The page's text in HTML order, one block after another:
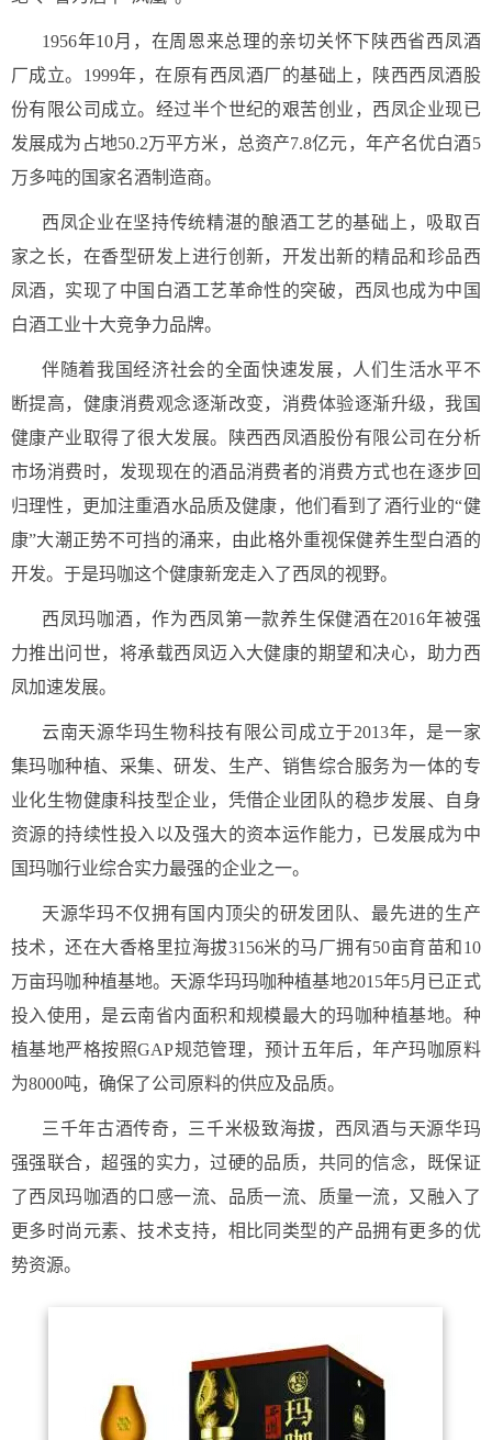
1956年10月，在周恩来总理的亲切关怀下陕西省西凤酒
厂成立。1999年，在原有西凤酒厂的基础上，陕西西凤酒股
份有限公司成立。经过半个世纪的艰苦创业，西凤企业现已
发展成为占地50.2万平方米，总资产7.8亿元，年产名优白酒5
万多吨的国家名酒制造商。
西凤企业在坚持传统精湛的酿酒工艺的基础上，吸取百
家之长，在香型研发上进行创新，开发出新的精品和珍品西
凤酒，实现了中国白酒工艺革命性的突破，西凤也成为中国
白酒工业十大竞争力品牌。
伴随着我国经济社会的全面快速发展，人们生活水平不
断提高，健康消费观念逐渐改变，消费体验逐渐升级，我国
健康产业取得了很大发展。陕西西凤酒股份有限公司在分析
市场消费时，发现现在的酒品消费者的消费方式也在逐步回
归理性，更加注重酒水品质及健康，他们看到了酒行业的“健
康”大潮正势不可挡的涌来，由此格外重视保健养生型白酒的
开发。于是玛咖这个健康新宠走入了西凤的视野。
西凤玛咖酒，作为西凤第一款养生保健酒在2016年被强
力推出问世，将承载西凤迈入大健康的期望和决心，助力西
凤加速发展。
云南天源华玛生物科技有限公司成立于2013年，是一家
集玛咖种植、采集、研发、生产、销售综合服务为一体的专
业化生物健康科技型企业，凭借企业团队的稳步发展、自身
资源的持续性投入以及强大的资本运作能力，已发展成为中
国玛咖行业综合实力最强的企业之一。
天源华玛不仅拥有国内顶尖的研发团队、最先进的生产
技术，还在大香格里拉海拔3156米的马厂拥有50亩育苗和10
万亩玛咖种植基地。天源华玛玛咖种植基地2015年5月已正式
投入使用，是云南省内面积和规模最大的玛咖种植基地。种
植基地严格按照GAP规范管理，预计五年后，年产玛咖原料
为8000吨，确保了公司原料的供应及品质。
三千年古酒传奇，三千米极致海拔，西凤酒与天源华玛
强强联合，超强的实力，过硬的品质，共同的信念，既保证
了西凤玛咖酒的口感一流、品质一流、质量一流，又融入了
更多时尚元素、技术支持，相比同类型的产品拥有更多的优
势资源。